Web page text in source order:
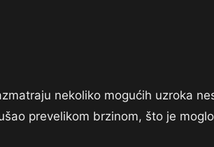
nekoliko mogućih uzroka
prevelikom brzinom, što je